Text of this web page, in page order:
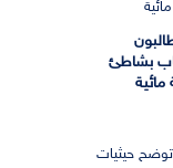
بشاطئ
مائية